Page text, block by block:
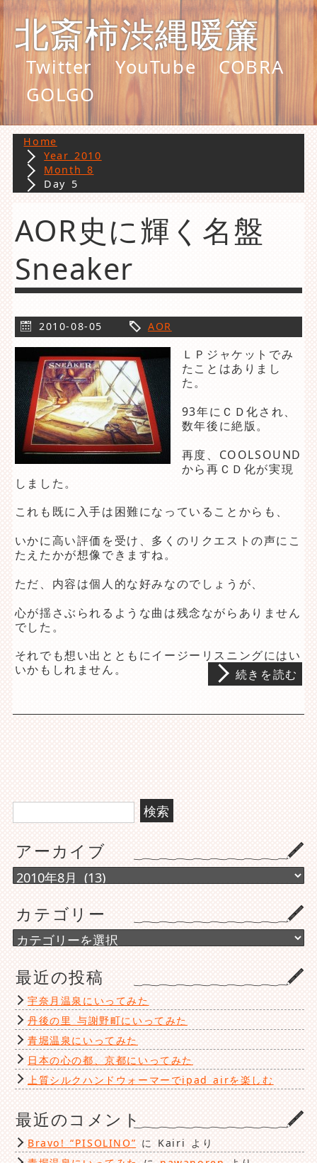
北斎柿渋縄暖簾
Twitter YouTube
COBRA
GOLGO
Home
Year 2010
Month 8
Day 5
AOR史に輝く名盤
Sneaker
2010-08-05 AOR
ＬＰジャケットでみ
たことはありまし
た。
93年にＣＤ化され、
数年後に絶版。
再度、COOLSOUND
から再ＣＤ化が実現
しました。
これも既に入手は困難になっていることからも、
いかに高い評価を受け、多くのリクエストの声にこ
たえたかが想像できますね。
ただ、内容は個人的な好みなのでしょうが、
心が揺さぶられるような曲は残念ながらありません
でした。
それでも想い出とともにイージーリスニングにはい
いかもしれません。
続きを読む
検
索:
アーカイブ
ア
ー
イ
ブ
カテゴリー
カ
テ
リ
ー
最近の投稿
宇奈月温泉にいってみた
丹後の里 与謝野町にいってみた
青堀温泉にいってみた
日本の心の都、京都にいってみた
上質シルクハンドウォーマーでipad airを楽しむ
最近のコメント
Bravo! “PISOLINO” に Kairi より